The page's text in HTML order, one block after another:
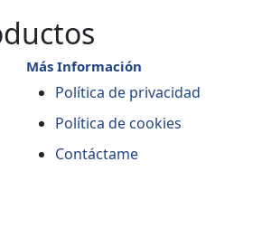
Más Información
Política de privacidad
Política de cookies
Contáctame